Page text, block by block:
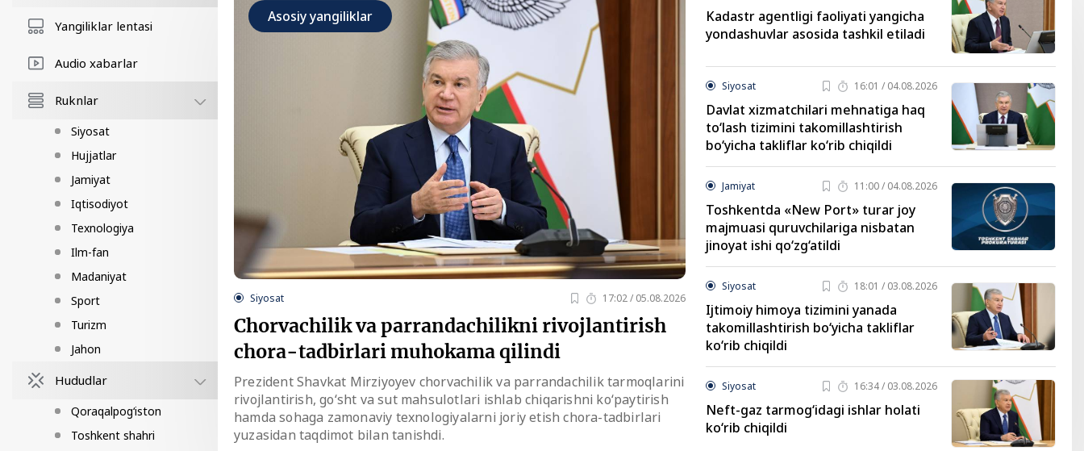
Yangiliklar lentasi
Audio xabarlar
Ruknlar
Siyosat
Hujjatlar
Jamiyat
Iqtisodiyot
Texnologiya
Ilm-fan
Madaniyat
Sport
Turizm
Jahon
Hududlar
Qoraqalpog‘iston
Toshkent shahri
Asosiy yangiliklar
Siyosat 17:02 / 05.08.2026
Chorvachilik va parrandachilikni rivojlantirish
chora-tadbirlari muhokama qilindi
Prezident Shavkat Mirziyoyev chorvachilik va parrandachilik tarmoqlarini
rivojlantirish, go‘sht va sut mahsulotlari ishlab chiqarishni ko‘paytirish
hamda sohaga zamonaviy texnologiyalarni joriy etish chora-tadbirlari
yuzasidan taqdimot bilan tanishdi.
Kadastr agentligi faoliyati yangicha
yondashuvlar asosida tashkil etiladi
Siyosat 16:01 / 04.08.2026
Davlat xizmatchilari mehnatiga haq
to‘lash tizimini takomillashtirish
bo‘yicha takliflar ko‘rib chiqildi
Jamiyat 11:00 / 04.08.2026
Toshkentda «New Port» turar joy
majmuasi quruvchilariga nisbatan
jinoyat ishi qo‘zg‘atildi
Siyosat 18:01 / 03.08.2026
Ijtimoiy himoya tizimini yanada
takomillashtirish bo‘yicha takliflar
ko‘rib chiqildi
Siyosat 16:34 / 03.08.2026
Neft-gaz tarmog‘idagi ishlar holati
ko‘rib chiqildi